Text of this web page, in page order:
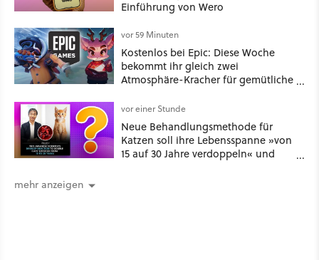
Einführung von Wero
vor 59 Minuten
Kostenlos bei Epic: Diese Woche
bekommt ihr gleich zwei
Atmosphäre-Kracher für gemütliche
vor einer Stunde
Neue Behandlungsmethode für
Katzen soll ihre Lebensspanne »von
15 auf 30 Jahre verdoppeln« und
mehr anzeigen